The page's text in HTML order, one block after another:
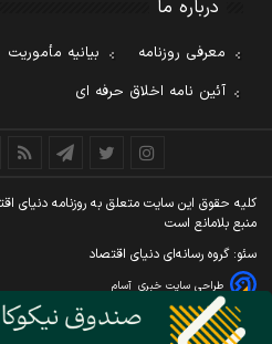
درباره ما
معرفی روزنامه
بیانیه مأموریت
آئین نامه اخلاق حرفه ای
کليه حقوق اين سايت متعلق به روزنامه دنيای
منبع بلامانع است
سئو: گروه رسانه‌ای دنیای اقتصاد
طراحی سایت خبری آسام